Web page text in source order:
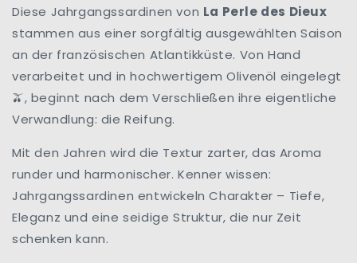
des
|
Frankreich
des
Dieux
|
Frankreich
Diese Jahrgangssardinen von La Perle des Dieux
stammen aus einer sorgfältig ausgewählten Saison
an der französischen Atlantikküste. Von Hand
verarbeitet und in hochwertigem Olivenöl eingelegt
🫒, beginnt nach dem Verschließen ihre eigentliche
Verwandlung: die Reifung.
Mit den Jahren wird die Textur zarter, das Aroma
runder und harmonischer. Kenner wissen:
Jahrgangssardinen entwickeln Charakter – Tiefe,
Eleganz und eine seidige Struktur, die nur Zeit
schenken kann.